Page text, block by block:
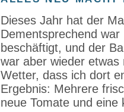
Dieses Jahr hat der
Dementsprechend
beschäftigt, und der
war aber wieder
Wetter, dass ich dort
Ergebnis: Mehrere
neue Tomate und eine